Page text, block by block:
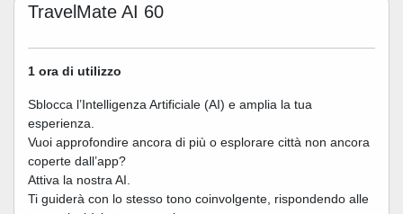
TravelMate AI 60
1 ora di utilizzo
Sblocca l’Intelligenza Artificiale (AI) e amplia la tua
esperienza.
Vuoi approfondire ancora di più o esplorare città non ancora
coperte dall’app?
Attiva la nostra AI.
Ti guiderà con lo stesso tono coinvolgente, rispondendo alle